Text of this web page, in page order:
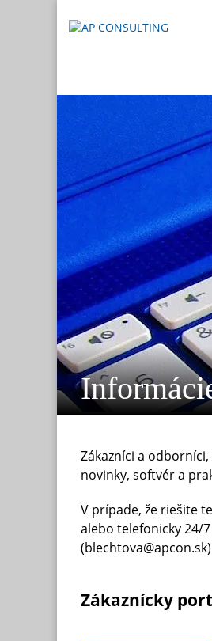
Zákazníci a
novinky, softvér a
V prípade, že riešite
alebo telefonicky 24/
Zákaznícky